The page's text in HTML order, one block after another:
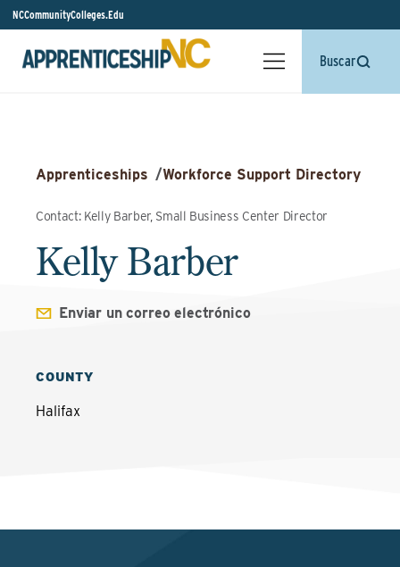
NCCommunityColleges.Edu
Buscar
Apprenticeships /Workforce Support Directory
Contact: Kelly Barber, Small Business Center Director
Kelly Barber
Enviar un correo electrónico
COUNTY
Halifax